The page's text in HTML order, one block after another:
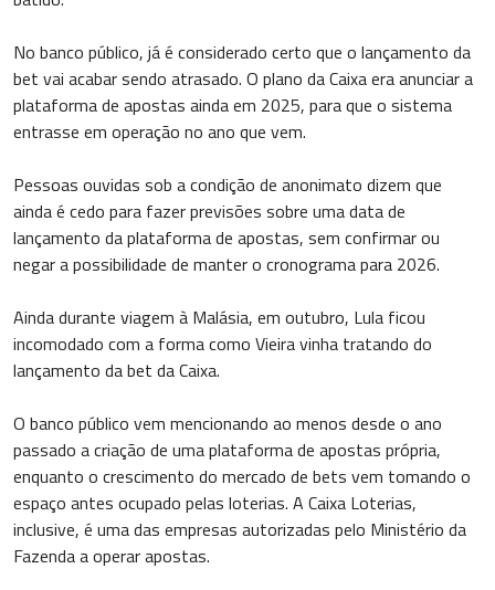
No banco público, já é considerado certo que o lançamento da
bet vai acabar sendo atrasado. O plano da Caixa era anunciar a
plataforma de apostas ainda em 2025, para que o sistema
entrasse em operação no ano que vem.
Pessoas ouvidas sob a condição de anonimato dizem que
ainda é cedo para fazer previsões sobre uma data de
lançamento da plataforma de apostas, sem confirmar ou
negar a possibilidade de manter o cronograma para 2026.
Ainda durante viagem à Malásia, em outubro, Lula ficou
incomodado com a forma como Vieira vinha tratando do
lançamento da bet da Caixa.
O banco público vem mencionando ao menos desde o ano
passado a criação de uma plataforma de apostas própria,
enquanto o crescimento do mercado de bets vem tomando o
espaço antes ocupado pelas loterias. A Caixa Loterias,
inclusive, é uma das empresas autorizadas pelo Ministério da
Fazenda a operar apostas.